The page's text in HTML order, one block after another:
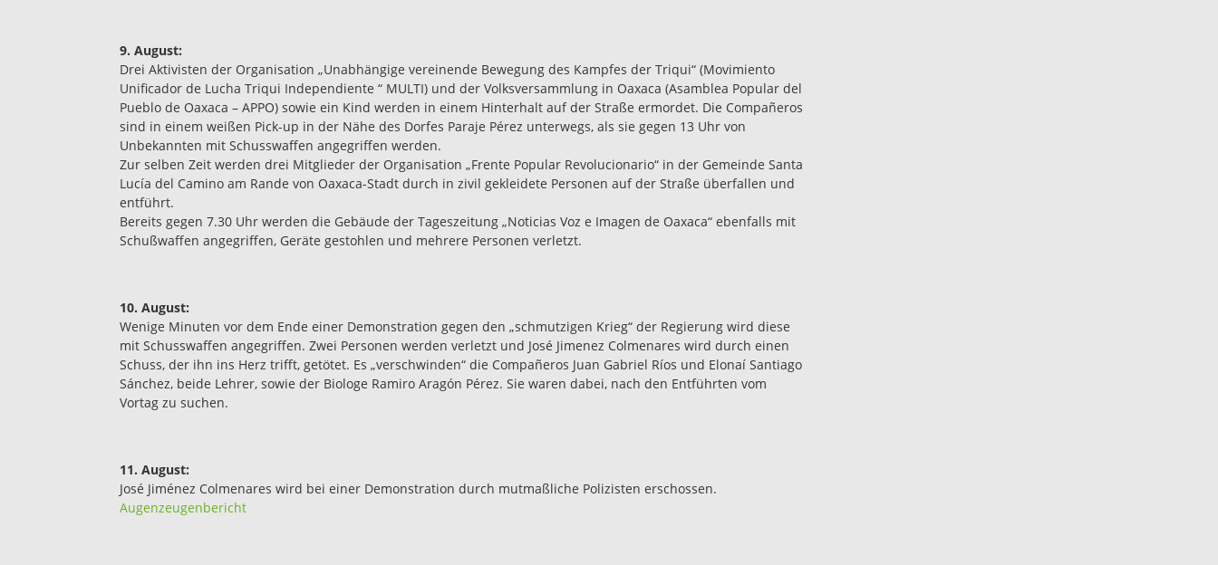
9. August:
Drei Aktivisten der Organisation „Unabhängige vereinende Bewegung des Kampfes der Triqui“ (Movimiento
Unificador de Lucha Triqui Independiente “ MULTI) und der Volksversammlung in Oaxaca (Asamblea Popular del
Pueblo de Oaxaca – APPO) sowie ein Kind werden in einem Hinterhalt auf der Straße ermordet. Die Compañeros
sind in einem weißen Pick-up in der Nähe des Dorfes Paraje Pérez unterwegs, als sie gegen 13 Uhr von
Unbekannten mit Schusswaffen angegriffen werden.
Zur selben Zeit werden drei Mitglieder der Organisation „Frente Popular Revolucionario“ in der Gemeinde Santa
Lucía del Camino am Rande von Oaxaca-Stadt durch in zivil gekleidete Personen auf der Straße überfallen und
entführt.
Bereits gegen 7.30 Uhr werden die Gebäude der Tageszeitung „Noticias Voz e Imagen de Oaxaca“ ebenfalls mit
Schußwaffen angegriffen, Geräte gestohlen und mehrere Personen verletzt.
10. August:
Wenige Minuten vor dem Ende einer Demonstration gegen den „schmutzigen Krieg“ der Regierung wird diese
mit Schusswaffen angegriffen. Zwei Personen werden verletzt und José Jimenez Colmenares wird durch einen
Schuss, der ihn ins Herz trifft, getötet. Es „verschwinden“ die Compañeros Juan Gabriel Ríos und Elonaí Santiago
Sánchez, beide Lehrer, sowie der Biologe Ramiro Aragón Pérez. Sie waren dabei, nach den Entführten vom
Vortag zu suchen.
11. August:
José Jiménez Colmenares wird bei einer Demonstration durch mutmaßliche Polizisten erschossen.
Augenzeugenbericht